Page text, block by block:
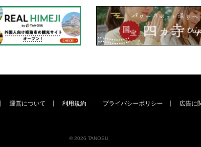
運営について 利用規約 プライバシーポリシー 広告に
© 2026 TANOSU